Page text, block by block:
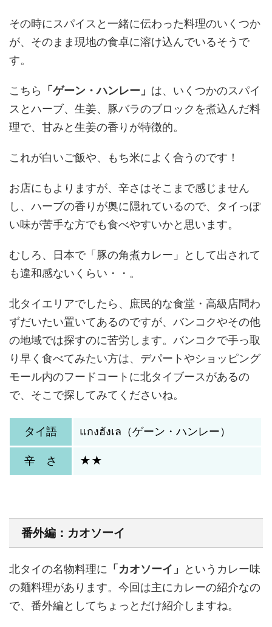
その時にスパイスと一緒に伝わった料理のいくつか
が、そのまま現地の食卓に溶け込んでいるそうで
す。
こちら 「ゲーン・ハンレー」 は、いくつかのスパイ
スとハーブ、生姜、豚バラのブロックを煮込んだ料
理で、甘みと生姜の香りが特徴的。
これが白いご飯や、もち米によく合うのです！
お店にもよりますが、辛さはそこまで感じません
し、ハーブの香りが奥に隠れているので、タイっぽ
い味が苦手な方でも食べやすいかと思います。
むしろ、日本で「豚の角煮カレー」として出されて
も違和感ないくらい・・。
北タイエリアでしたら、庶民的な食堂・高級店問わ
ずだいたい置いてあるのですが、バンコクやその他
の地域では探すのに苦労します。バンコクで手っ取
り早く食べてみたい方は、デパートやショッピング
モール内のフードコートに北タイブースがあるの
で、そこで探してみてくださいね。
タイ語 แกงฮังเล（ゲーン・ハンレー）
辛 さ ★★
番外編：カオソーイ
北タイの名物料理に 「カオソーイ」
というカレー味
の麺料理があります。今回は主にカレーの紹介なの
で、番外編としてちょっとだけ紹介しますね。